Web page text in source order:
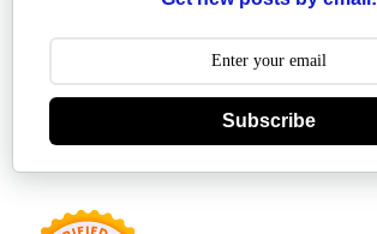
Subscribe